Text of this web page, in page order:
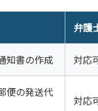
弁護
知書の作成 対応
便の発送代
対応